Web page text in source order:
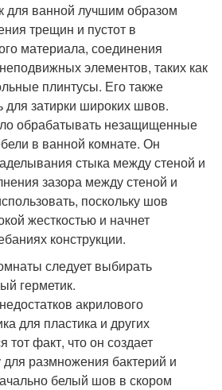
для ванной лучшим образом
трещин и пустот в
материала, соединения
элементов, таких как
плинтусы. Его также
для затирки широких швов.
обрабатывать незащищенные
в ванной комнате. Он
стыка между стеной и
зазора между стеной и
поскольку шов
жесткостью и начнет
конструкции.
следует выбирать
герметик.
акрилового
для пластика и других
тот факт, что он создает
размножения бактерий и
белый шов в скором